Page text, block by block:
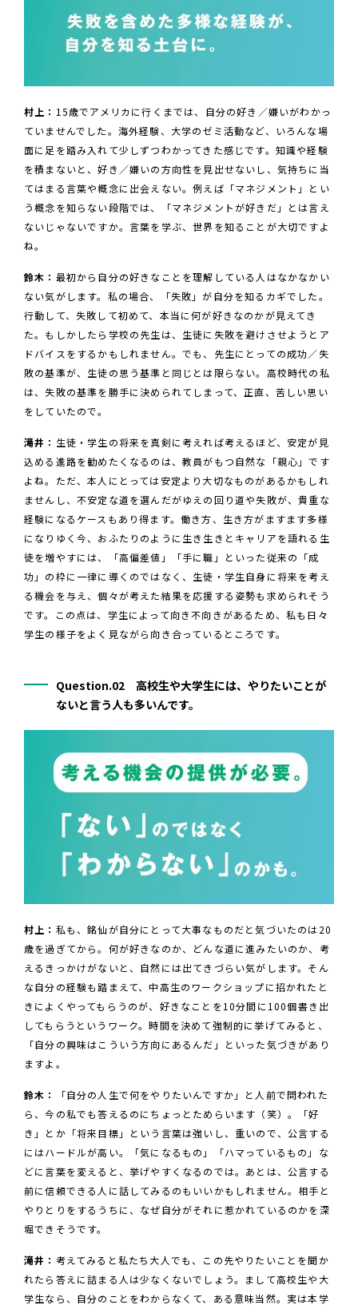
村上： 15歳でアメリカに行くまでは、自分の好き／嫌いがわかっ
ていませんでした。海外経験、大学のゼミ活動など、いろんな場
面に足を踏み入れて少しずつわかってきた感じです。知識や経験
を積まないと、好き／嫌いの方向性を見出せないし、気持ちに当
てはまる言葉や概念に出会えない。例えば「マネジメント」とい
う概念を知らない段階では、「マネジメントが好きだ」とは言え
ないじゃないですか。言葉を学ぶ、世界を知ることが大切ですよ
ね。
鈴木： 最初から自分の好きなことを理解している人はなかなかい
ない気がします。私の場合、「失敗」が自分を知るカギでした。
行動して、失敗して初めて、本当に何が好きなのかが見えてき
た。もしかしたら学校の先生は、生徒に失敗を避けさせようとア
ドバイスをするかもしれません。でも、先生にとっての成功／失
敗の基準が、生徒の思う基準と同じとは限らない。高校時代の私
は、失敗の基準を勝手に決められてしまって、正直、苦しい思い
をしていたので。
滝井： 生徒・学生の将来を真剣に考えれば考えるほど、安定が見
込める進路を勧めたくなるのは、教員がもつ自然な「親心」です
よね。ただ、本人にとっては安定より大切なものがあるかもしれ
ませんし、不安定な道を選んだがゆえの回り道や失敗が、貴重な
経験になるケースもあり得ます。働き方、生き方がますます多様
になりゆく今、おふたりのように生き生きとキャリアを語れる生
徒を増やすには、「高偏差値」「手に職」といった従来の「成
功」の枠に一律に導くのではなく、生徒・学生自身に将来を考え
る機会を与え、個々が考えた結果を応援する姿勢も求められそう
です。この点は、学生によって向き不向きがあるため、私も日々
学生の様子をよく見ながら向き合っているところです。
Question.02 高校生や大学生には、やりたいことが
ないと言う人も多いんです。
村上： 私も、銘仙が自分にとって大事なものだと気づいたのは20
歳を過ぎてから。何が好きなのか、どんな道に進みたいのか、考
えるきっかけがないと、自然には出てきづらい気がします。そん
な自分の経験も踏まえて、中高生のワークショップに招かれたと
きによくやってもらうのが、好きなことを10分間に100個書き出
してもらうというワーク。時間を決めて強制的に挙げてみると、
「自分の興味はこういう方向にあるんだ」といった気づきがあり
ますよ。
鈴木：
「自分の人生で何をやりたいんですか」と人前で問われた
ら、今の私でも答えるのにちょっとためらいます（笑）。「好
き」とか「将来目標」という言葉は強いし、重いので、公言する
にはハードルが高い。「気になるもの」「ハマっているもの」な
どに言葉を変えると、挙げやすくなるのでは。あとは、公言する
前に信頼できる人に話してみるのもいいかもしれません。相手と
やりとりをするうちに、なぜ自分がそれに惹かれているのかを深
堀できそうです。
滝井： 考えてみると私たち大人でも、この先やりたいことを聞か
れたら答えに詰まる人は少なくないでしょう。まして高校生や大
学生なら、自分のことをわからなくて、ある意味当然。実は本学